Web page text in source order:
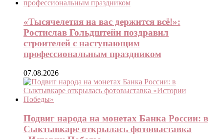
«Тысячелетия на вас держится всё!»:
Ростислав Гольдштейн поздравил
строителей с наступающим
профессиональным праздником
07.08.2026
Подвиг народа на монетах Банка России: в
Сыктывкаре открылась фотовыставка